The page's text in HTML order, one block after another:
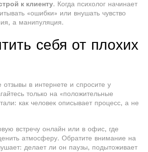
к клиенту. Когда психолог начинает
«ошибки» или внушать чувство
а манипуляция.
себя от плохих
отзывы в интернете и спросите у
только на «положительные
как человек описывает процесс, а не
встречу онлайн или в офис, где
атмосферу. Обратите внимание на
делает ли он паузы, подытоживает